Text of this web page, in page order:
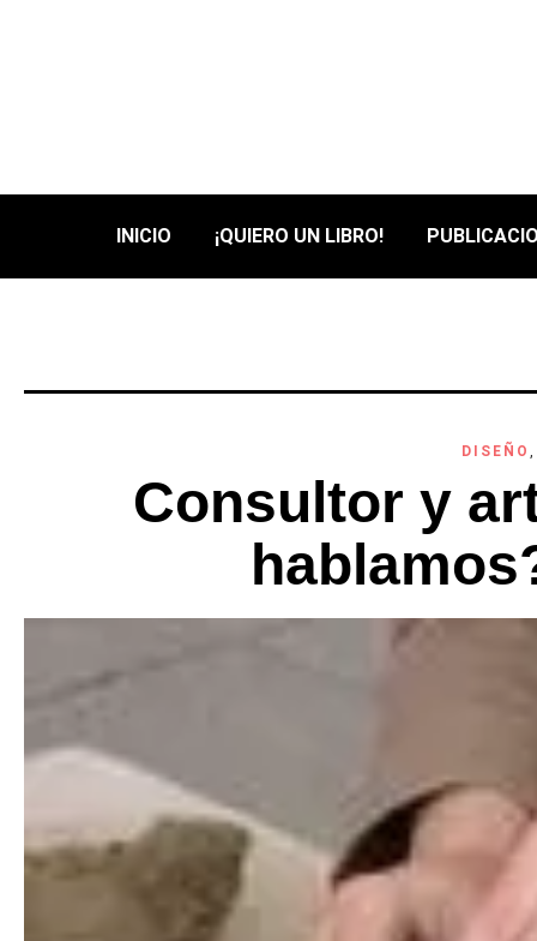
INICIO ¡QUIERO UN LIBRO!
DISEÑO,
Consultor y